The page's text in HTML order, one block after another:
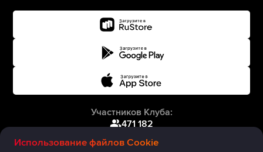
Использование файлов Cookie
Участников Клуба:
471 182